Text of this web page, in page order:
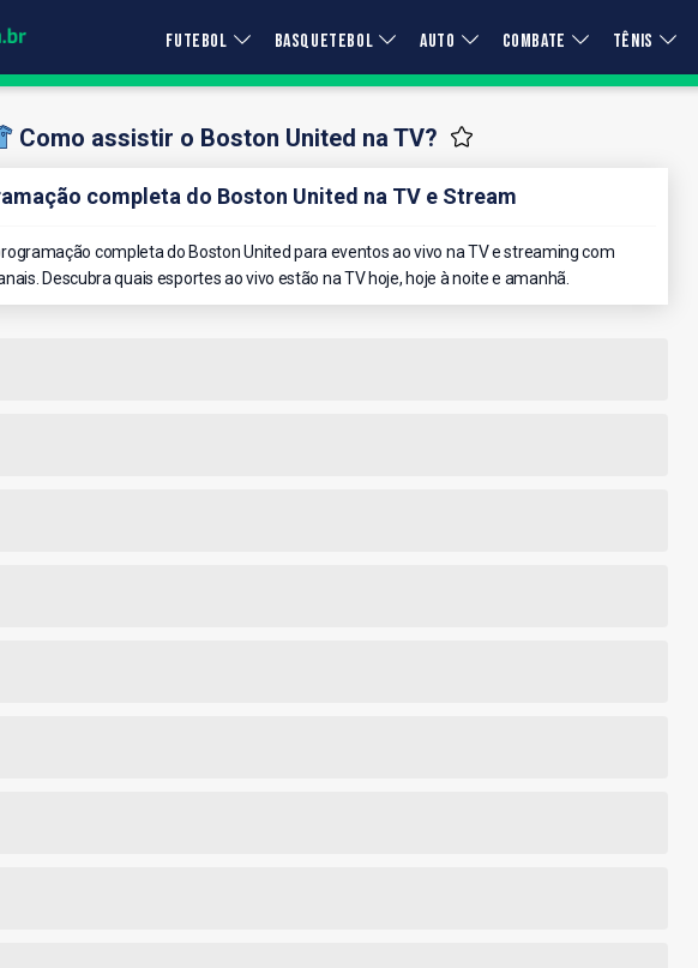
FUTEBOL BASQUETEBOL AUTO COMBATE TÊNIS
Como assistir o Boston United na TV?
completa do Boston United na TV e Stream
completa do Boston United para eventos ao vivo na TV e streaming com
Descubra quais esportes ao vivo estão na TV hoje, hoje à noite e amanhã.